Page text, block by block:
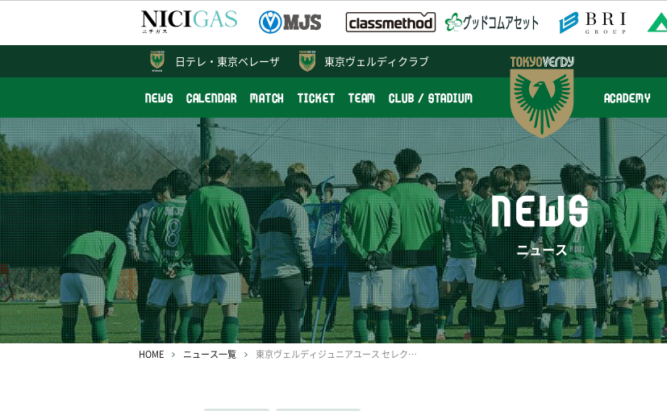
東京ヴェルディクラブ
NEWS CALENDAR MATCH TICKET TEAM CLUB / STADIUM ACADEMY
日テレ・ 東京ベレーザ
NEWS
ニュース
HOME ニュース一覧 東京ヴェルディジュニアユース セレクションのご案内